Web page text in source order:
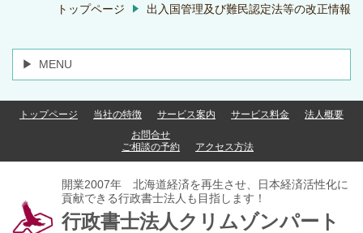
トップページ 出入国管理及び難民認定法等の改正情報
MENU
トップページ 当社の特徴 サービス案内 サービス料金
法人概要
お問合せ
ご相談の予約
アクセス方法
開業2007年 北海道経済を再生させ、日本経済活性化に
貢献できる行政書士法人も目指します！
行政書士法人クリムゾンパート